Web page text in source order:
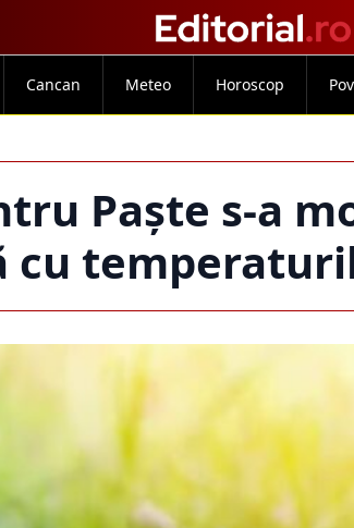
Cancan Meteo Horoscop
Paște s-a
cu